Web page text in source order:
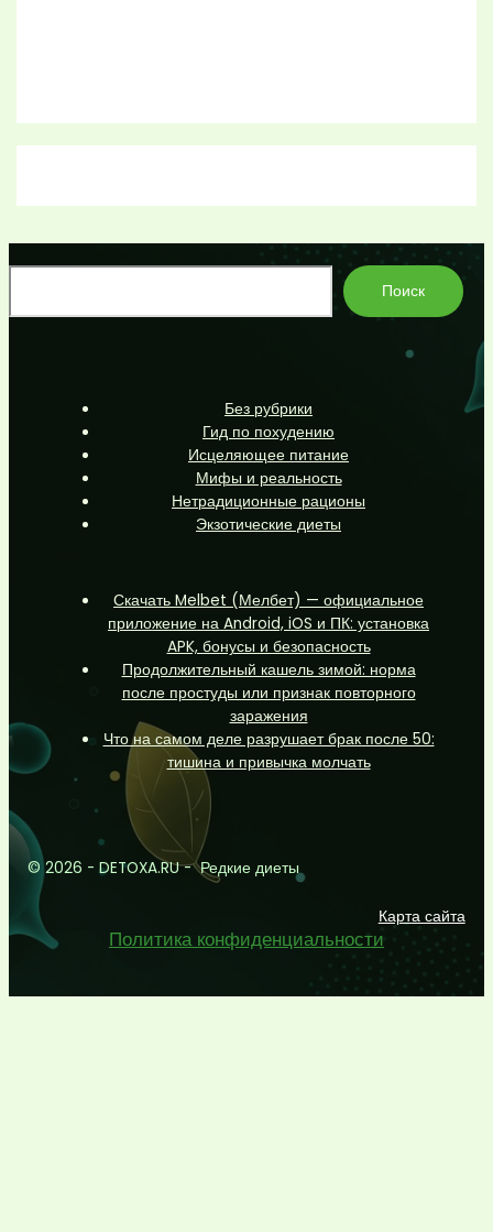
Поиск
Без рубрики
Гид по похудению
Исцеляющее питание
Мифы и реальность
Нетрадиционные рационы
Экзотические диеты
Скачать Melbet (Мелбет) — официальное
приложение на Android, iOS и ПК: установка
APK, бонусы и безопасность
Продолжительный кашель зимой: норма
после простуды или признак повторного
заражения
Что на самом деле разрушает брак после 50:
тишина и привычка молчать
© 2026 - DETOXA.RU - Редкие диеты
Карта сайта
Политика конфиденциальности